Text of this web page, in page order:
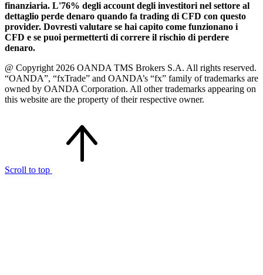
finanziaria. L'76% degli account degli investitori nel settore al
dettaglio perde denaro quando fa trading di CFD con questo
provider. Dovresti valutare se hai capito come funzionano i
CFD e se puoi permetterti di correre il rischio di perdere
denaro.
@ Copyright 2026 OANDA TMS Brokers S.A. All rights reserved.
“OANDA”, “fxTrade” and OANDA’s “fx” family of trademarks are
owned by OANDA Corporation. All other trademarks appearing on
this website are the property of their respective owner.
Scroll to top